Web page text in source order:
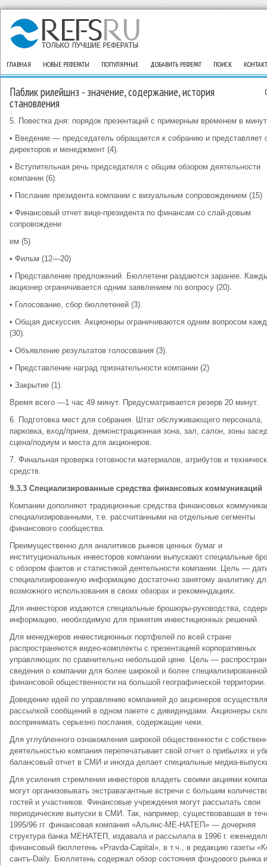
ГЛАВНАЯ НОВЫЕ РЕФЕРАТЫ ПОПУЛЯРНЫЕ ДОБАВИТЬ РЕФЕРАТ ПОИСК
Паблик рилейшнз - значение, содержание, история
становления
5. Повестка дня: порядок презентаций с примерным временем в
• Введение — председатель обращается к собранию и представляет
директоров и менеджмент (4).
• Вступительная речь председателя с общим обзором деятельности
компании (6).
• Послание президента компании с визуальным сопровождением (15)
• Финансовый отчет вице-президента по финансам со слай-довым
сопровождени
ем (5)
• Фильм (12—20)
• Представление предложений. Бюллетени раздаются заранее.
акционер ограничивается одним заявлением по вопросу (20).
• Голосование, сбор бюллетеней (3).
• Общая дискуссия. Акционеры ограничиваются одним вопросом
(30).
• Объявление результатов голосования (3).
• Представление наград признательности компании (2)
• Закрытие (1).
Время всего —1 час 49 минут. Предусматривается резерв 20 минут.
6. Подготовка мест для собрания. Штат обслуживающего персонала,
парковка, вход/прием, демонстрационная зона, зал, салон, зоны
сцена/подиум и места для акционеров.
7. Финальная проверка готовности материалов, атрибутов и
средств.
9.3.3 Специализированные средства финансовых коммуникаций
Компании дополняют традиционные средства финансовых
специализированными, т.е. рассчитанными на отдельные сегменты
финансового сообщества.
Преимущественно для аналитиков рынков ценных бумаг и
институциональных инвесторов компании выпускают специальные
с обзором фактов и статистикой деятельности компании. Цель —
специализированную информацию достаточно занятому аналитику
возможного использования в своих обзорах и рекомендациях.
Для инвесторов издаются специальные брошюры-руководства,
информацию, необходимую для принятия инвестиционных решений.
Для менеджеров инвестиционных портфелей по всей стране
распространяются видео-комплекты с презентацией корпоративных
управляющих по сравнительно небольшой цене. Цель —
сведения о компании для более широкой и более специализированной
финансовой общественности на большой географической территории.
Доведение идей по управлению компанией до акционеров
рассылкой сообщений в одном пакете с дивидендами. Акционеры
воспринимать серьезно послания, содержащие чеки.
Для углубленного ознакомления широкой общественности с
деятельностью компания перепечатывает свой отчет о прибылях и
балансовый отчет в СМИ и иногда делает специальные медиа-
Для усиления стремления инвесторов владеть своими акциями
могут организовывать экстравагантные встречи с большим
гостей и участников. Финансовые учреждения могут рассылать свои
периодические выпуски в СМИ. Так, например, существовавшая в
1995/96 гг. финансовая компания «Альянс-МЕ-НАТЕП» — дочерняя
структура банка МЕНАТЕП, издавала и рассылала в 1996 г.
финансовый бюллетень «Pravda-Capital», в т.ч., в редакцию газеты
сантъ-Daily. Бюллетень содержал обзор состояния фондового рынка и